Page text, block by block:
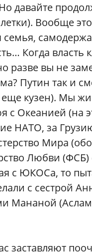
давайте
Вообще
семья,
Когда власть
разве вы не
Путин так и
кузен). Мы
с Океанией (на
НАТО, за
Мира
Любви (ФСБ)
с ЮКОСа, то
с сестрой
Мананой
заставляют